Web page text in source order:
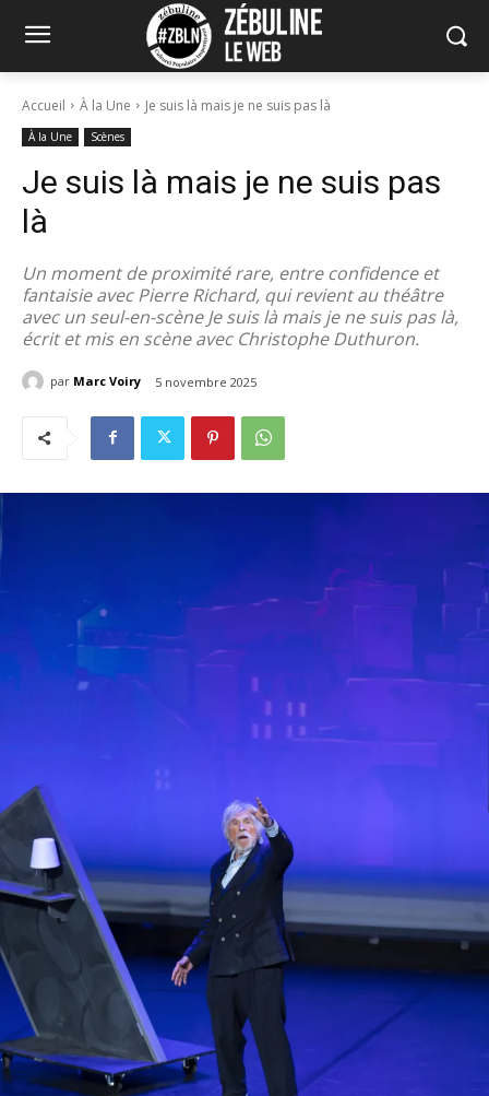
Accueil À la Une Je suis là mais je ne suis pas là
À la Une Scènes
Je suis là mais je ne suis pas
là
Un moment de proximité rare, entre confidence et
fantaisie avec Pierre Richard, qui revient au théâtre
avec un seul-en-scène Je suis là mais je ne suis pas là,
écrit et mis en scène avec Christophe Duthuron.
par Marc Voiry 5 novembre 2025